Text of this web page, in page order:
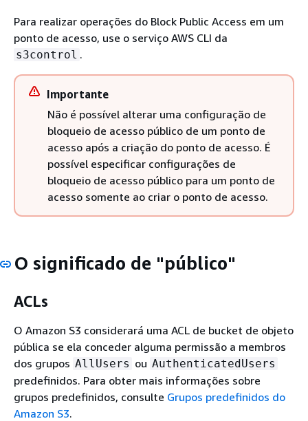
Para realizar operações do Block Public Access em um
ponto de acesso, use o serviço AWS CLI da
s3control .
Importante
Não é possível alterar uma configuração de
bloqueio de acesso público de um ponto de
acesso após a criação do ponto de acesso. É
possível especificar configurações de
bloqueio de acesso público para um ponto de
acesso somente ao criar o ponto de acesso.
O significado de "público"
ACLs
O Amazon S3 considerará uma ACL de bucket de objeto
pública se ela conceder alguma permissão a membros
dos grupos AllUsers ou AuthenticatedUsers
predefinidos. Para obter mais informações sobre
grupos predefinidos, consulte Grupos predefinidos do
Amazon S3.